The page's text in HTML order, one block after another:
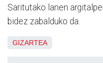
Saritutako lanen
bidez zabalduko da.
GIZARTEA